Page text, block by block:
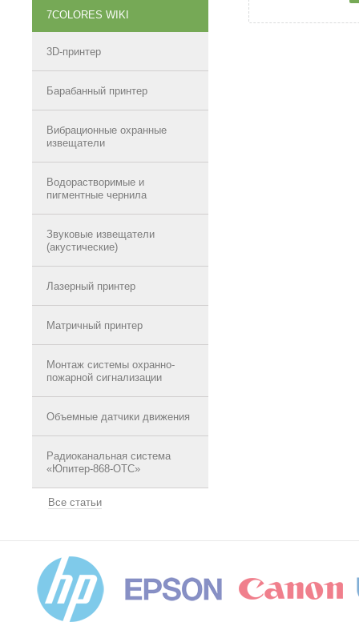
7COLORES WIKI
3D-принтер
Барабанный принтер
Вибрационные охранные
извещатели
Водорастворимые и
пигментные чернила
Звуковые извещатели
(акустические)
Лазерный принтер
Матричный принтер
Монтаж системы охранно-
пожарной сигнализации
Объемные датчики движения
Радиоканальная система
«Юпитер-868-ОТС»
Все статьи